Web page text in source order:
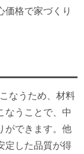
価格で家づくり
なうため、材料
なうことで、中
ができます。他
定した品質が得